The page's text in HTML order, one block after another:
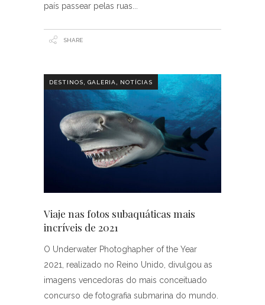
país passear pelas ruas
SHARE
DESTINOS GALERIA NOTÍCIAS
Viaje nas fotos subaquáticas mais
incríveis de 2021
O Underwater Photoghapher of the Year
2021, realizado no Reino Unido, divulgou as
imagens vencedoras do mais conceituado
concurso de fotografia submarina do mundo.